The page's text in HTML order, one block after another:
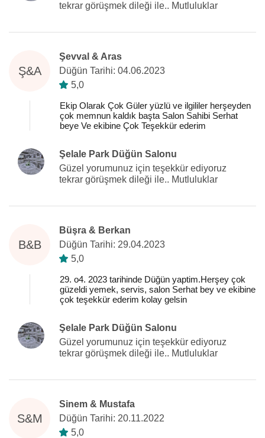
tekrar görüşmek dileği ile.. Mutluluklar
Ş&A
Şevval & Aras
Düğün Tarihi: 04.06.2023
5,0
Ekip Olarak Çok Güler yüzlü ve ilgililer herşeyden
çok memnun kaldık başta Salon Sahibi Serhat
beye Ve ekibine Çok Teşekkür ederim
Şelale Park Düğün Salonu
Güzel yorumunuz için teşekkür ediyoruz
tekrar görüşmek dileği ile.. Mutluluklar
B&B
Büşra & Berkan
Düğün Tarihi: 29.04.2023
5,0
29. o4. 2023 tarihinde Düğün yaptim.Herşey çok
güzeldi yemek, servis, salon Serhat bey ve ekibine
çok teşekkür ederim kolay gelsin
Şelale Park Düğün Salonu
Güzel yorumunuz için teşekkür ediyoruz
tekrar görüşmek dileği ile.. Mutluluklar
S&M
Sinem & Mustafa
Düğün Tarihi: 20.11.2022
5,0